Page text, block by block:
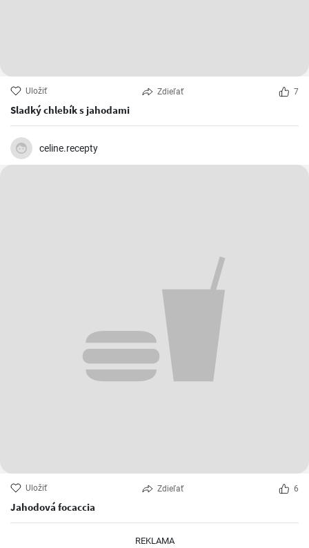
Uložiť Zdieľať 7
Sladký chlebík s jahodami
celine.recepty
Uložiť Zdieľať 6
Jahodová focaccia
REKLAMA